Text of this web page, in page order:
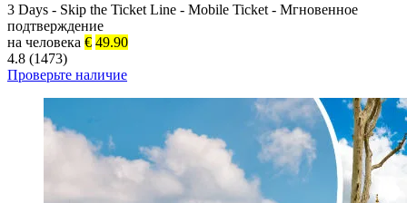
3 Days - Skip the Ticket Line - Mobile Ticket - Мгновенное
подтверждение
на человека € 49.90
4.8 (1473)
Проверьте наличие